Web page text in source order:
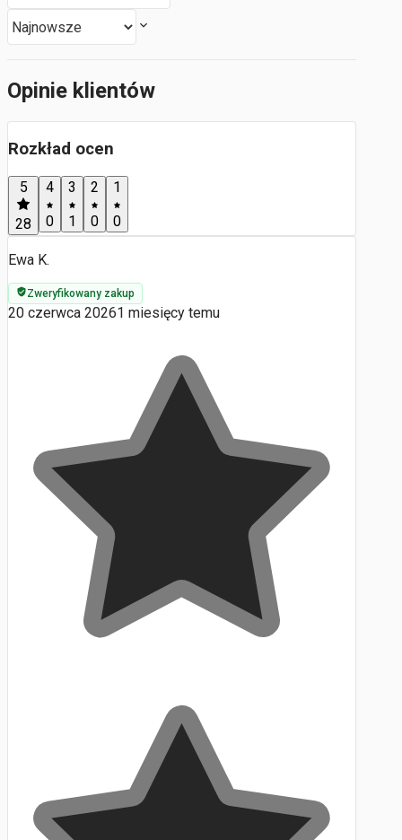
Opinie klientów
Rozkład ocen
5
28
4
0
3
1
2
0
1
0
Ewa K.
Zweryfikowany zakup
20 czerwca 20261 miesięcy temu